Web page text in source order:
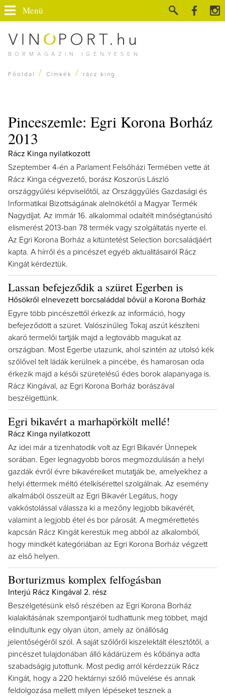
BORMAGAZIN IGÉNYESEN
Menü
Főoldal / Címkék / rácz king
Pinceszemle: Egri Korona Borház
2013
Rácz Kinga nyilatkozott
Szeptember 4-én a Parlament Felsőházi Termében vette át
Rácz Kinga cégvezető, borász Koszorús László
országgyűlési képviselőtől, az Országgyűlés Gazdasági és
Informatikai Bizottságának alelnökétől a Magyar Termék
Nagydíjat. Az immár 16. alkalommal odaítélt minőségtanúsító
elismerést 2013-ban 78 termék vagy szolgáltatás nyerte el.
Az Egri Korona Borház a kitüntetést Selection borcsaládjáért
kapta. A hírről és a pincészet egyéb aktualitásairól Rácz
Kingát kérdeztük.
Lassan befejeződik a szüret Egerben is
Hősökről elnevezett borcsaláddal bővül a Korona Borház
Egyre több pincészettől érkezik az információ, hogy
befejeződött a szüret. Valószínűleg Tokaj aszút készíteni
akaró termelői tartják majd a legtovább magukat az
országban. Most Egerbe utazunk, ahol szintén az utolsó kék
szőlővel telt ládák kerülnek a pincébe, és hamarosan oda
érkezik majd a késői szüretelésű édes borok alapanyaga is.
Rácz Kingával, az Egri Korona Borház borászával
beszélgettünk.
Egri bikavért a marhapörkölt mellé!
Rácz Kinga nyilatkozott
Az idei már a tizenhatodik volt az Egri Bikavér Ünnepek
sorában. Eger legnagyobb boros megmozdulásán a helyi
gazdák évről évre bikavéreiket mutatják be, amelyekhez a
helyi éttermek méltó ételkísérettel szolgálnak. Az esemény
alkalmából összeült az Egri Bikavér Legátus, hogy
vakkóstolással válassza ki a mezőny legjobb bikavérét,
valamint a legjobb étel és bor párosát. A megmérettetés
kapcsán Rácz Kingát kerestük meg abból az alkalomból,
hogy mindkét kategóriában az Egri Korona Borház végzett
az első helyen.
Borturizmus komplex felfogásban
Interjú Rácz Kingával 2. rész
Beszélgetésünk első részében az Egri Korona Borház
kialakításának szempontjairól tudhattunk meg többet, majd
elindultunk egy olyan úton, amely az önállóság
jelentőségéről szól. A saját szőlőről kiszelektált élesztőtől, a
pincészet tulajdonában álló kádárüzem és kőbánya adta
szabadságig jutottunk. Most pedig arról kérdezzük Rácz
Kingát, hogy a 220 hektárnyi szőlő művelése és annak
feldolgozása mellett milyen lépéseket tesznek a